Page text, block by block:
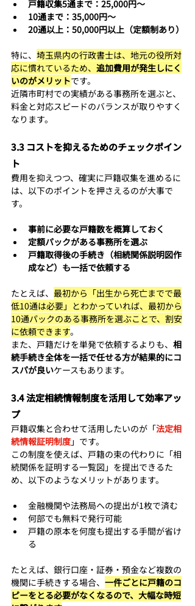
戸籍収集5通まで：25,000円〜
10通まで：35,000円〜
20通以上：50,000円以上（定額制あり）
特に、 埼玉県内の行政書士は、地元の役所対
応に慣れているため、 追加費用が発生しにく
いのがメリットです。
近隣市町村での実績がある事務所を選ぶと、
料金と対応スピードのバランスが取りやすく
なります。
3.3 コストを抑えるためのチェックポイン
ト
費用を抑えつつ、確実に戸籍収集を進めるに
は、以下のポイントを押さえるのが大事で
す。
事前に必要な戸籍数を概算しておく
定額パックがある事務所を選ぶ
戸籍取得後の手続き（相続関係説明図作
成など）も一括で依頼する
たとえば、 最初から「出生から死亡までで最
低10通は必要」とわかっていれば、最初から
10通パックのある事務所を選ぶことで、割安
に依頼できます。
また、戸籍だけを単発で依頼するよりも、 相
続手続き全体を一括で任せる方が結果的にコ
スパが良いケースもあります。
3.4 法定相続情報制度を活用して効率アッ
プ
戸籍収集と合わせて活用したいのが「法定相
続情報証明制度」です。
この制度を使えば、戸籍の束の代わりに「相
続関係を証明する一覧図」を提出できるた
め、以下のようなメリットがあります。
金融機関や法務局への提出が1枚で済む
何部でも無料で発行可能
戸籍の原本を何度も提出する手間が省け
る
たとえば、銀行口座・証券・預金など複数の
機関に手続きする場合、 一件ごとに戸籍のコ
ピーをとる必要がなくなるので、大幅な時短